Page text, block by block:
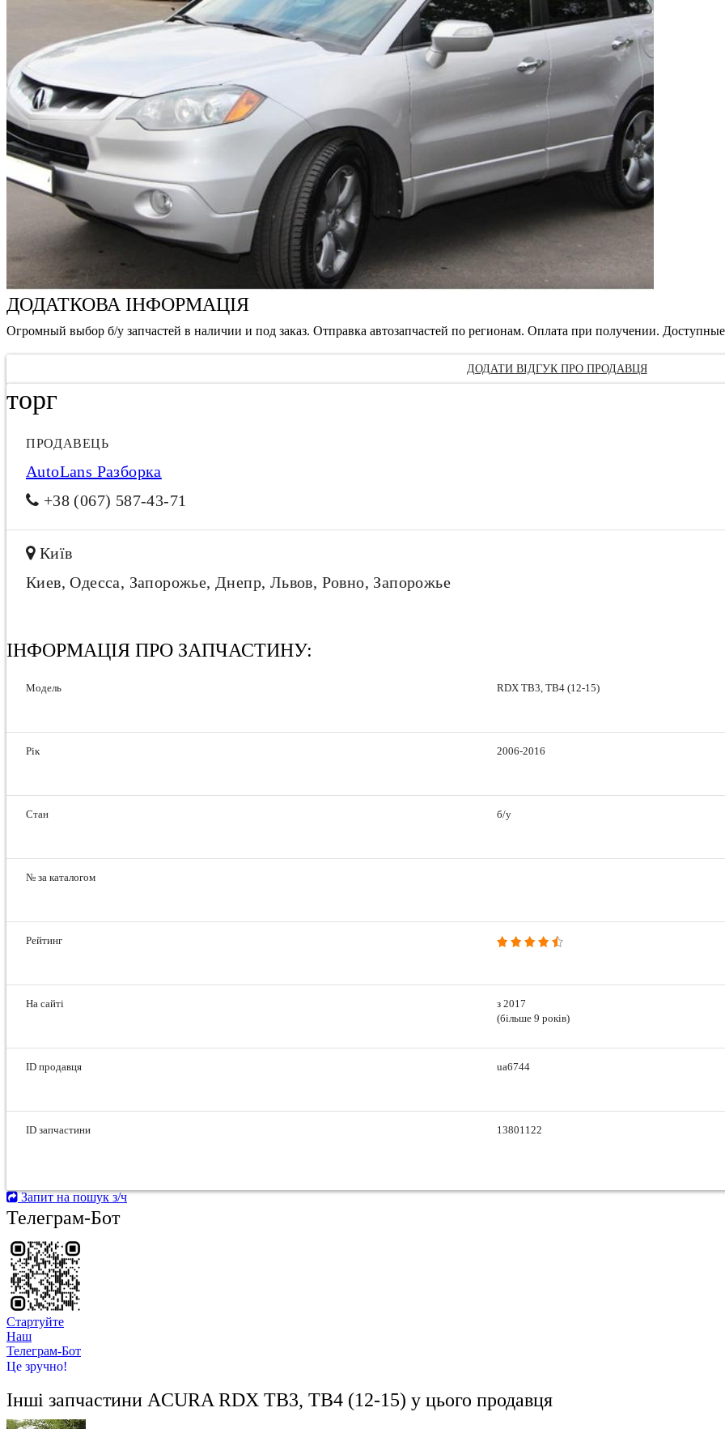
ДОДАТКОВА ІНФОРМАЦІЯ
Огромный выбор б/у запчастей в наличии и под заказ. Отправка автозапчастей по регионам. Оплата при получении.
ДОДАТИ ВІДГУК ПРО ПРОДАВЦЯ
торг
ПРОДАВЕЦЬ
AutoLans Разборка
+38 (067) 587-43-71
Київ
Киев, Одесса, Запорожье, Днепр, Львов, Ровно, Запорожье
ІНФОРМАЦІЯ ПРО ЗАПЧАСТИНУ:
Модель RDX TB3, TB4 (12-15)
Рік 2006-2016
Стан б/у
№ за каталогом
Рейтинг
На сайті
з 2017
(більше 9 років)
ID продавця ua6744
ID запчастини 13801122
Запит на пошук з/ч
Телеграм-Бот
Стартуйте
Hаш
Телеграм-Бот
Це зручно!
Інші запчастини ACURA RDX TB3, TB4 (12-15) у цього продавця